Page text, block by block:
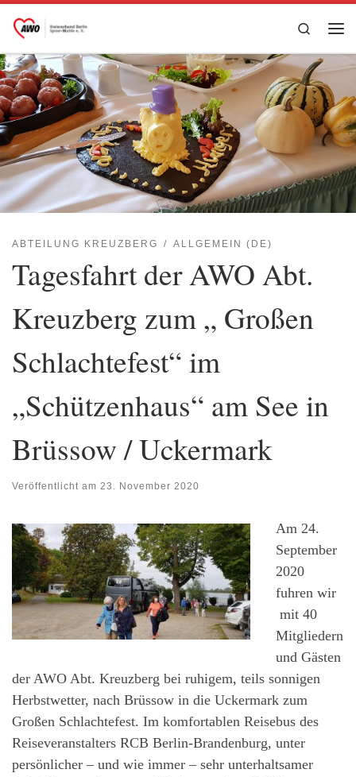
Zum Inhalt springen
Search
ABTEILUNG KREUZBERG ALLGEMEIN (DE)
Tagesfahrt der AWO Abt.
Kreuzberg zum „ Großen
Schlachtefest“ im
„Schützenhaus“ am See in
Brüssow / Uckermark
Veröffentlicht am 23. November 2020
Am 24.
September
2020
fuhren wir
mit 40
Mitgliedern
und Gästen
der AWO Abt. Kreuzberg bei ruhigem, teils sonnigen
Herbstwetter, nach Brüssow in die Uckermark zum
Großen Schlachtefest. Im komfortablen Reisebus des
Reiseveranstalters RCB Berlin-Brandenburg, unter
persönlicher – und wie immer – sehr unterhaltsamer